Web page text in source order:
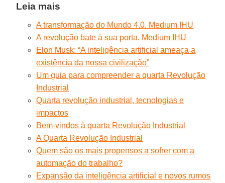
Leia mais
A transformação do Mundo 4.0. Medium IHU
A revolução bate à sua porta. Medium IHU
Elon Musk: “A inteligência artificial ameaça a
existência da nossa civilização”
Um guia para compreender a quarta Revolução
Industrial
Quarta revolução industrial, tecnologias e
impactos
Bem-vindos à quarta Revolução Industrial
A Quarta Revolução Industrial
Quem são os mais propensos a sofrer com a
automação do trabalho?
Expansão da inteligência artificial e novos rumos